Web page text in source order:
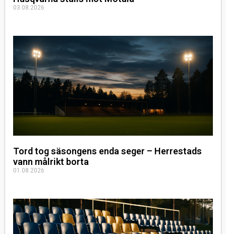
03.08.2026
Tord tog säsongens enda seger – Herrestads
vann målrikt borta
01.08.2026